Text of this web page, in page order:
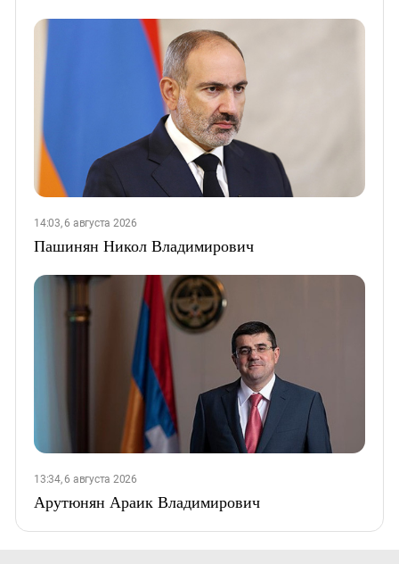
14:03, 6 августа 2026
Пашинян Никол Владимирович
13:34, 6 августа 2026
Арутюнян Араик Владимирович